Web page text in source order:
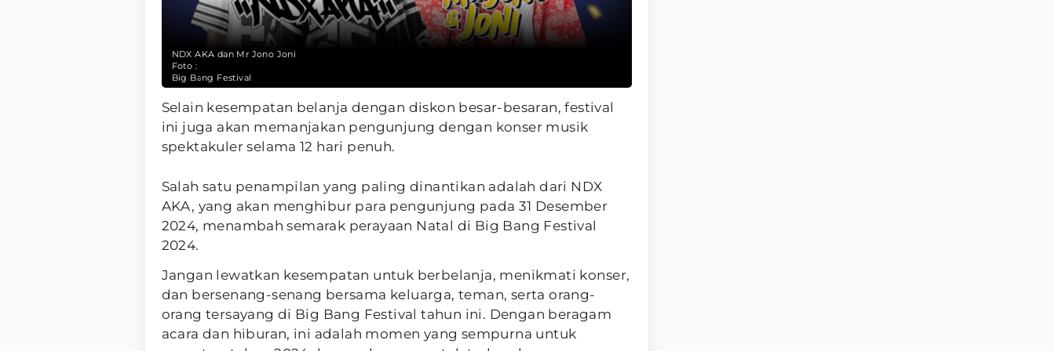
NDX AKA dan Mr Jono Joni
Foto :
Big Bang Festival
Selain kesempatan belanja dengan diskon besar-besaran, festival
ini juga akan memanjakan pengunjung dengan konser musik
spektakuler selama 12 hari penuh.
Salah satu penampilan yang paling dinantikan adalah dari NDX
AKA, yang akan menghibur para pengunjung pada 31 Desember
2024, menambah semarak perayaan Natal di Big Bang Festival
2024.
Jangan lewatkan kesempatan untuk berbelanja, menikmati konser,
dan bersenang-senang bersama keluarga, teman, serta orang-
orang tersayang di Big Bang Festival tahun ini. Dengan beragam
acara dan hiburan, ini adalah momen yang sempurna untuk